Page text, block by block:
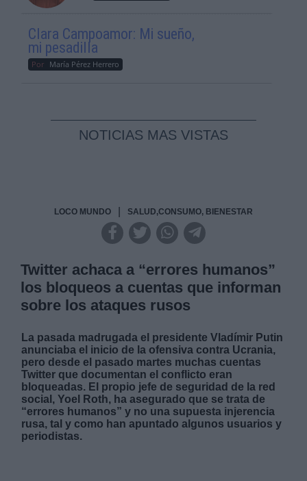
Clara Campoamor: Mi sueño,
mi pesadilla
Por María Pérez Herrero
NOTICIAS MAS VISTAS
LOCO MUNDO SALUD,CONSUMO, BIENESTAR
Twitter achaca a “errores humanos”
los bloqueos a cuentas que informan
sobre los ataques rusos
La pasada madrugada el presidente Vladímir Putin
anunciaba el inicio de la ofensiva contra Ucrania,
pero desde el pasado martes muchas cuentas
Twitter que documentan el conflicto eran
bloqueadas. El propio jefe de seguridad de la red
social, Yoel Roth, ha asegurado que se trata de
“errores humanos” y no una supuesta injerencia
rusa, tal y como han apuntado algunos usuarios y
periodistas.